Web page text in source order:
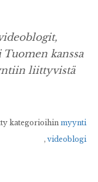
kanssa
liittyvistä
kategorioihin myynti
,videoblogi